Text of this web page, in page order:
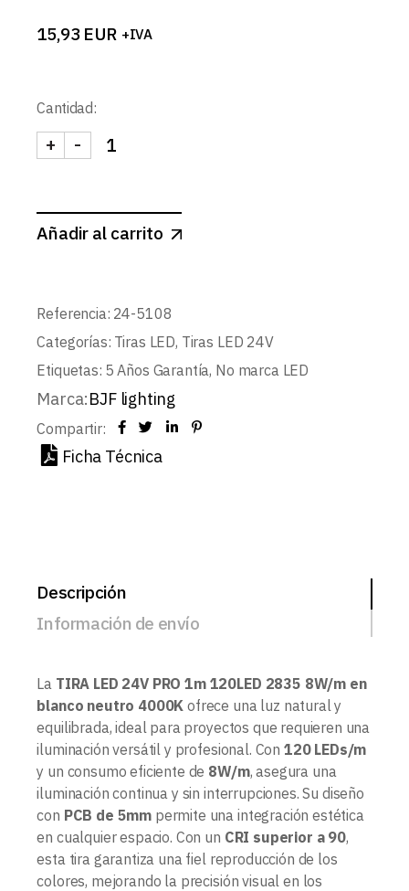
15,93 EUR +IVA
Cantidad:
TIRA 24V PRO 8W/m 120LED/m SMD2835
-
+
Añadir al carrito
Referencia: 24-5108
Categorías: Tiras LED, Tiras LED 24V
Etiquetas: 5 Años Garantía, No marca LED
Marca:BJF lighting
Compartir:
Ficha Técnica
Descripción
Información de envío
La TIRA LED 24V PRO 1m 120LED 2835 8W/m en
blanco neutro 4000K ofrece una luz natural y
equilibrada, ideal para proyectos que requieren una
iluminación versátil y profesional. Con 120 LEDs/m
y un consumo eficiente de 8W/m, asegura una
iluminación continua y sin interrupciones. Su diseño
con PCB de 5mm permite una integración estética
en cualquier espacio. Con un CRI superior a 90,
esta tira garantiza una fiel reproducción de los
colores, mejorando la precisión visual en los